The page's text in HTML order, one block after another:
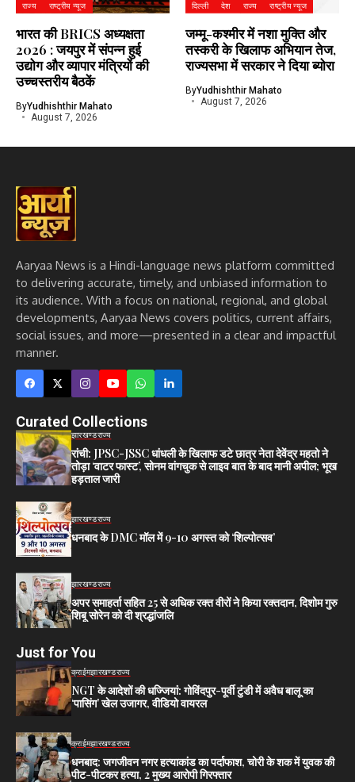
राज्य
राष्ट्रीय न्यूज
भारत की BRICS अध्यक्षता
2026 : जयपुर में संपन्न हुई
उद्योग और व्यापार मंत्रियों की
उच्चस्तरीय बैठकें
ByYudhishthir Mahato
August 7, 2026
दिल्ली देश राज्य राष्ट्रीय न्यूज
जम्मू-कश्मीर में नशा मुक्ति और
तस्करी के खिलाफ अभियान तेज,
राज्यसभा में सरकार ने दिया ब्योरा
ByYudhishthir Mahato
August 7, 2026
Aaryaa News is a Hindi-language news platform committed
to delivering accurate, timely, and unbiased information to
its audience. With a focus on national, regional, and global
developments, Aaryaa News covers politics, current affairs,
social issues, and more—presented in a clear and impactful
manner.
Curated Collections
झारखण्डराज्य
रांची: JPSC-JSSC धांधली के खिलाफ डटे छात्र नेता देवेंद्र महतो ने
तोड़ा ‘वाटर फास्ट’, सोनम वांगचुक से लाइव बात के बाद मानी अपील; भूख
हड़ताल जारी
झारखण्डराज्य
धनबाद के DMC मॉल में 9-10 अगस्त को ‘शिल्पोत्सव’
झारखण्डराज्य
अपर समाहर्ता सहित 25 से अधिक रक्त वीरों ने किया रक्तदान, दिशोम गुरु
शिबू सोरेन को दी श्रद्धांजलि
Just for You
क्राईमझारखण्डराज्य
NGT के आदेशों की धज्जियां: गोविंदपुर-पूर्वी टुंडी में अवैध बालू का
‘पासिंग’ खेल उजागर, वीडियो वायरल
क्राईमझारखण्डराज्य
धनबाद: जगजीवन नगर हत्याकांड का पर्दाफाश, चोरी के शक में युवक की
पीट-पीटकर हत्या, 2 मुख्य आरोपी गिरफ्तार